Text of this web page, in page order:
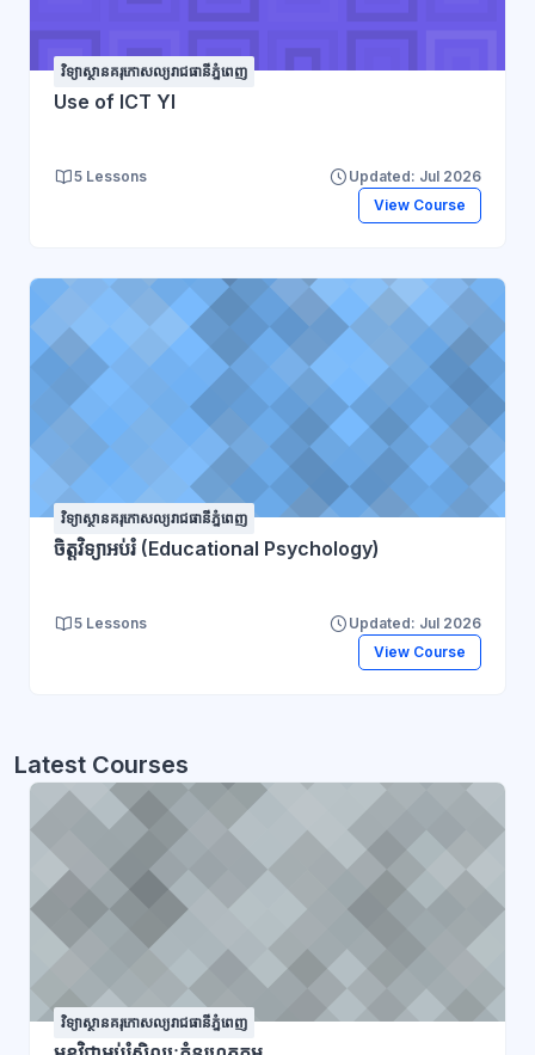
វិទ្យាស្ថានគរុកោសល្យរាជធានីភ្នំពេញ
Use of ICT YI
5 Lessons
Updated: Jul 2026
View Course
វិទ្យាស្ថានគរុកោសល្យរាជធានីភ្នំពេញ
ចិត្តវិទ្យាអប់រំ (Educational Psychology)
5 Lessons
Updated: Jul 2026
View Course
Latest Courses
វិទ្យាស្ថានគរុកោសល្យរាជធានីភ្នំពេញ